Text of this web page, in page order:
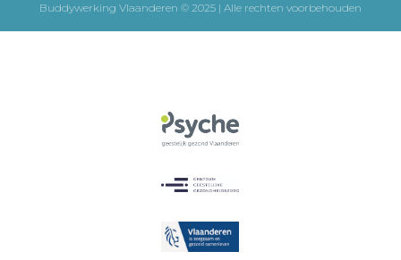
Buddywerking Vlaanderen © 2025 | Alle rechten voorbehouden